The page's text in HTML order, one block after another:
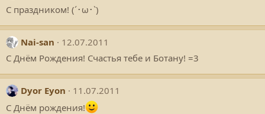
C праздником! (´･ω･`)
Nai-san
12.07.2011
С Днём Рождения! Счастья тебе и Ботану! =3
Dyor Eyon
11.07.2011
С Днём рождения!